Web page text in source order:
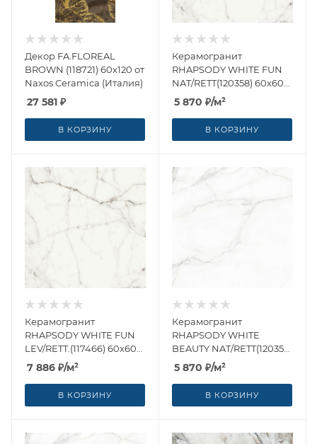
Декор FA.FLOREAL
BROWN (118721) 60x120 от
Naxos Ceramica (Италия)
27 581 ₽
В КОРЗИНУ
Керамогранит
RHAPSODY WHITE FUN
NAT/RETT(120358) 60x60
от Naxos Ceramica
(Италия)
5 870 ₽/м²
В КОРЗИНУ
Керамогранит
RHAPSODY WHITE FUN
LEV/RETT.(117466) 60x60
от Naxos Ceramica
(Италия)
7 886 ₽/м²
В КОРЗИНУ
Керамогранит
RHAPSODY WHITE
BEAUTY NAT/RETT(120359)
60x60 от Naxos Ceramica
(Италия)
5 870 ₽/м²
В КОРЗИНУ